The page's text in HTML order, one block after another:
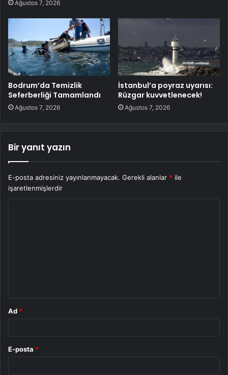
Ağustos 7, 2026
Bodrum’da Temizlik
Seferberliği Tamamlandı
Ağustos 7, 2026
İstanbul’a poyraz uyarısı:
Rüzgar kuvvetlenecek!
Ağustos 7, 2026
Bir yanıt yazın
E-posta adresiniz yayınlanmayacak. Gerekli alanlar * ile
işaretlenmişlerdir
Ad *
E-posta *